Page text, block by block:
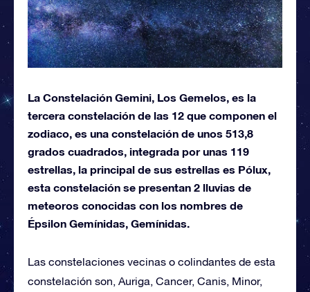
La Constelación Gemini, Los Gemelos, es la
tercera constelación de las 12 que componen el
zodiaco, es una constelación de unos 513,8
grados cuadrados, integrada por unas 119
estrellas, la principal de sus estrellas es Pólux,
esta constelación se presentan 2 lluvias de
meteoros conocidas con los nombres de
Épsilon Gemínidas, Gemínidas.
Las constelaciones vecinas o colindantes de esta
constelación son, Auriga, Cancer, Canis, Minor,